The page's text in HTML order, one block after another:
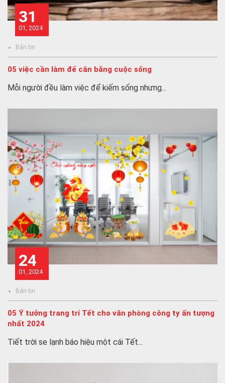
31
01, 2024
Bản tin
05 việc cần làm để cân bằng cuộc sống
Mỗi người đều làm việc để kiếm sống nhưng...
24
01, 2024
Bản tin
05 Ý tưởng trang trí Tết cho văn phòng công ty ấn tượng
nhất 2024
Tiết trời se lạnh báo hiệu một cái Tết...